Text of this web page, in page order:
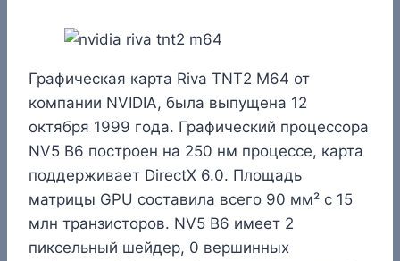
Графическая карта Riva TNT2 M64 от
компании NVIDIA, была выпущена 12
октября 1999 года. Графический процессора
NV5 B6 построен на 250 нм процессе, карта
поддерживает DirectX 6.0. Площадь
матрицы GPU составила всего 90 мм² с 15
млн транзисторов. NV5 B6 имеет 2
пиксельный шейдер, 0 вершинных